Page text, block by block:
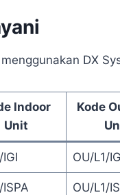
DX
Indoor
Unit
Kode
IGI OU/L1/
ISPA OU/L1/